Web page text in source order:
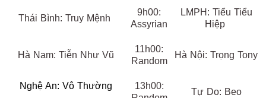
Thái Bình: Truy Mệnh
9h00:
Assyrian
LMPH: Tiểu Tiểu
Hiệp
Hà Nam: Tiễn Như Vũ
11h00:
Random
Hà Nội: Trọng Tony
Nghệ An: Vô Thường
13h00:
Tự Do: Beo